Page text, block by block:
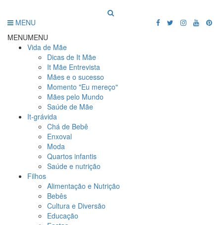
MENU
MENUMENU
Vida de Mãe
Dicas de It Mãe
It Mãe Entrevista
Mães e o sucesso
Momento "Eu mereço"
Mães pelo Mundo
Saúde de Mãe
It-grávida
Chá de Bebê
Enxoval
Moda
Quartos infantis
Saúde e nutrição
Filhos
Alimentação e Nutrição
Bebês
Cultura e Diversão
Educação